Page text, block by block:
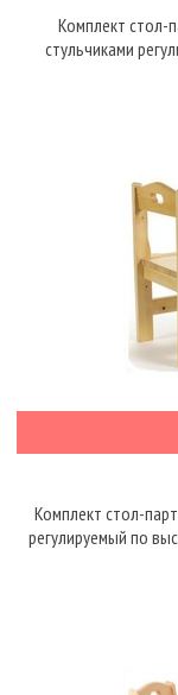
Комплект стол-
стульчиками
Комплект стол-
регулируемый по